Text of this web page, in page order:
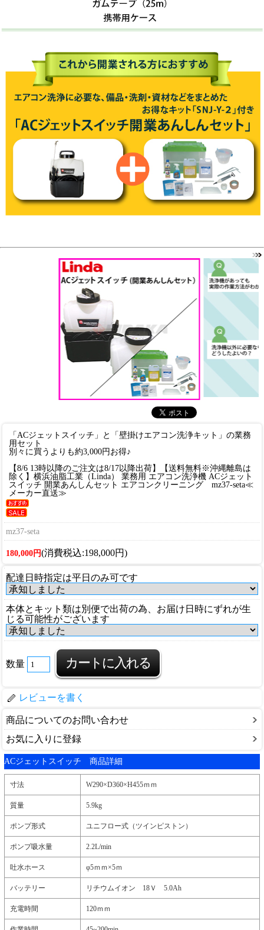
「ACジェットスイッチ」と「壁掛けエアコン洗浄キット」の業務
用セット
別々に買うよりも約3,000円お得♪
【8/6 13時以降のご注文は8/17以降出荷】【送料無料※沖縄離島は
除く】横浜油脂工業（Linda） 業務用 エアコン洗浄機 ACジェット
スイッチ 開業あんしんセット エアコンクリーニング mz37-seta≪
メーカー直送≫
mz37-seta
180,000円(消費税込:198,000円)
配達日時指定は平日のみ可です
本体とキット類は別便で出荷の為、お届け日時にずれが生
じる可能性がございます
数量
レビューを書く
商品についてのお問い合わせ
お気に入りに登録
ACジェットスイッチ 商品詳細
寸法 W290×D360×H455ｍｍ
質量 5.9kg
ポンプ形式 ユニフロー式（ツインピストン）
ポンプ吸水量 2.2L/min
吐水ホース φ5ｍｍ×5ｍ
バッテリー リチウムイオン 18Ｖ 5.0Ah
充電時間 120ｍｍ